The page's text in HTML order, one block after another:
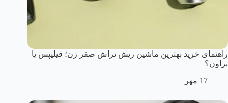
راهنمای خرید بهترین ماشین ریش تراش صفر زن؛ فیلیپس یا
براون؟
17 مهر